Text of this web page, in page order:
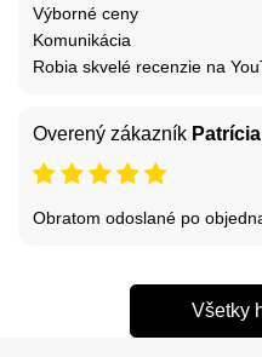
Výborné ceny
Komunikácia
Robia skvelé recenzie na
Overený zákazník Patrícia
Obratom odoslané po
Všetky